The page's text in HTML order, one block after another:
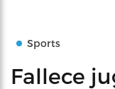
Sports
Fallece